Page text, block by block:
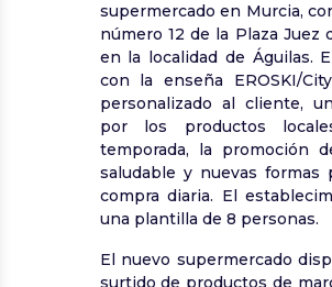
supermercado en Murcia,
número 12 de la Plaza Juez
en la localidad de Águilas.
con la enseña EROSKI/
personalizado al cliente,
por los productos
temporada, la promoción
saludable y nuevas formas
compra diaria. El
una plantilla de 8 personas.
El nuevo supermercado
surtido de productos de